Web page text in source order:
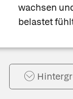
wachsen
belastet